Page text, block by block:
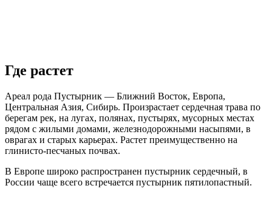
Где растет
Ареал рода Пустырник — Ближний Восток, Европа,
Центральная Азия, Сибирь. Произрастает сердечная трава по
берегам рек, на лугах, полянах, пустырях, мусорных местах
рядом с жилыми домами, железнодорожными насыпями, в
оврагах и старых карьерах. Растет преимущественно на
глинисто-песчаных почвах.
В Европе широко распространен пустырник сердечный, в
России чаще всего встречается пустырник пятилопастный.